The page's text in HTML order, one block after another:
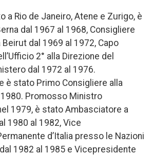
a Rio de Janeiro, Atene e Zurigo, è
dal 1967 al 1968, Consigliere
Beirut dal 1969 al 1972, Capo
2° alla Direzione del
dal 1972 al 1976.
è stato Primo Consigliere alla
1980. Promosso Ministro
1979, è stato Ambasciatore a
1980 al 1982, Vice
d’Italia presso le Nazioni
1982 al 1985 e Vicepresidente